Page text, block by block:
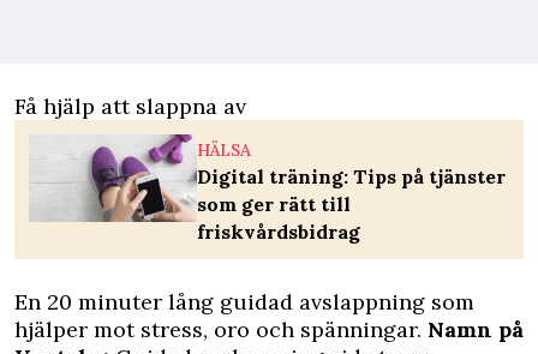
Få hjälp att slappna av
HÄLSA
Digital träning: Tips på tjänster
som ger rätt till
friskvårdsbidrag
En 20 minuter lång guidad avslappning som
hjälper mot stress, oro och spänningar. Namn på